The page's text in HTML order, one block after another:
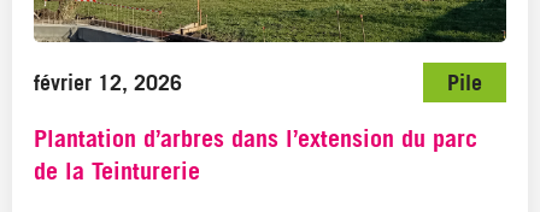
février 12, 2026 Pile
Plantation d’arbres dans l’extension du parc
de la Teinturerie